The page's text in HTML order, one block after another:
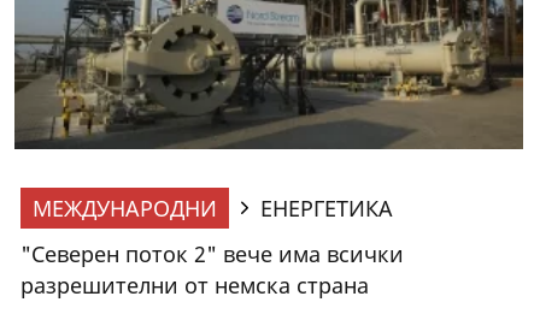
МЕЖДУНАРОДНИ
ЕНЕРГЕТИКА
"Северен поток 2" вече има всички
разрешителни от немска страна